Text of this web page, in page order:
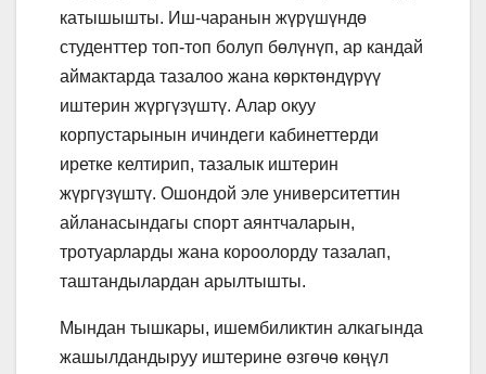
катышышты. Иш-чаранын жүрүшүндө
студенттер топ-топ болуп бөлүнүп, ар кандай
аймактарда тазалоо жана көрктөндүрүү
иштерин жүргүзүштү. Алар окуу
корпустарынын ичиндеги кабинеттерди
иретке келтирип, тазалык иштерин
жүргүзүштү. Ошондой эле университеттин
айланасындагы спорт аянтчаларын,
тротуарларды жана короолорду тазалап,
таштандылардан арылтышты.
Мындан тышкары, ишембиликтин алкагында
жашылдандыруу иштерине өзгөчө көңүл